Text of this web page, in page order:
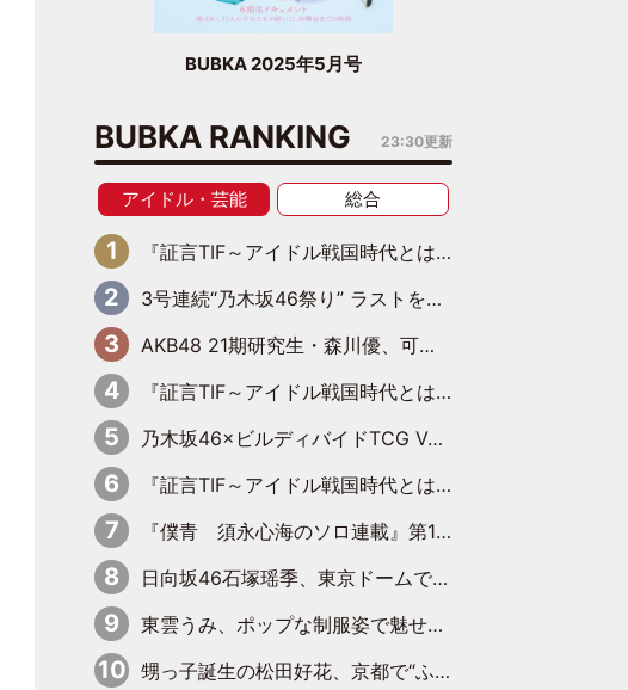
BUBKA 2025年5月号
BUBKA RANKING 23:30更新
アイドル・芸能 総合
『証言TIF～アイドル戦国時代とはなんだったのか～』第6回：でんぱ組.inc・古川未鈴×相沢梨紗「『ハロプロやりたかったな』って言ったら、夢眠ねむさんに『てめえはでんぱ組．incなんだよ！』って肩パンされて(笑)」
3号連続“乃木坂46祭り” ラストを飾るのは賀喜遥香…5年ぶりの登場に「5年分大人になった私を見ていただけたら」
AKB48 21期研究生・森川優、可愛さもある大人の女性に
『証言TIF～アイドル戦国時代とはなんだったのか～』第10回：さくら学院・武藤彩未×飯田らうら「正直、中3で辞めるというのを信じてなくて。そう言われてはいたけど、嘘でしょって」
乃木坂46×ビルディバイドTCG Vol.2公開 賀喜遥香＆田村真佑が『京まふ』ステージに登壇
『証言TIF～アイドル戦国時代とはなんだったのか～』第11回：私立恵比寿中学・真山りか×安本彩花「TIFで10年ぶりのキョンシーメイクをしたら、場を完全に引かせてしまって。時代が変わったんだなって」
『僕青 須永心海のソロ連載』第18回：「バーゲンセールハンターみうな inしまむら」編
日向坂46石塚瑶季、東京ドームで“観戦バレ”！ ナイツ・塙も認めた「巨人に詳しすぎるアイドル」は元VENUSスクール生で杉内コーチ推し⁉
東雲うみ、ポップな制服姿で魅せる“東雲グリーン”の正体
甥っ子誕生の松田好花、京都で“ふたつの家族”をはしご！ “母”黒谷友香に見送られ、“父”松岡昌宏とはハシゴ酒